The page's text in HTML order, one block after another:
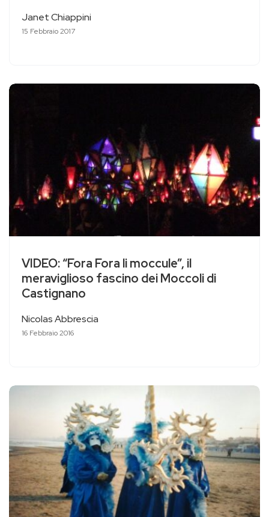
Janet Chiappini
15 Febbraio 2017
VIDEO: “Fora Fora li moccule”, il
meraviglioso fascino dei Moccoli di
Castignano
Nicolas Abbrescia
16 Febbraio 2016